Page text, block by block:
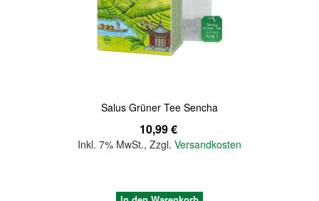
Salus Grüner Tee Sencha
10,99 €
Inkl. 7% MwSt., Zzgl. Versandkosten